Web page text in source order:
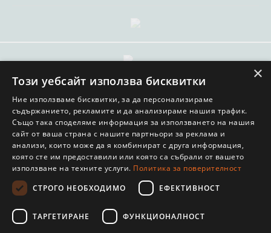
Нашият онлайн магазин е 100% съобразен с GDPR.
Прочетете нашата политика
Моите лични данни
© COPYRIGHT 2022. ОНЛАЙН МАГАЗИН ОТ SELITON
×
Този уебсайт използва бисквитки
Ние използваме бисквитки, за да персонализираме
съдържанието, рекламите и да анализираме нашия трафик.
Също така споделяме информация за използването на нашия
сайт от ваша страна с нашите партньори за реклама и
анализи, които може да я комбинират с друга информация,
която сте им предоставили или която са събрали от вашето
използване на техните услуги. Политика за поверителност
СТРОГО НЕОБХОДИМО
ЕФЕКТИВНОСТ
ТАРГЕТИРАНЕ ФУНКЦИОНАЛНОСТ